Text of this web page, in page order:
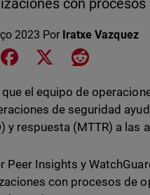
con
2023 Por Iratxe Vazquez
on LinkedIn
Share on Facebook
Share on XShare on
que el equipo de
de seguridad
y respuesta (MTTR) a las
Peer Insights y
con procesos de